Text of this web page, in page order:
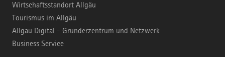
Wirtschaftsstandort Allgäu
Tourismus im Allgäu
Allgäu Digital - Gründerzentrum und Netzwerk
Business Service